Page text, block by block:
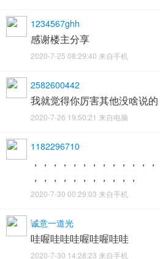
1234567ghh
感谢楼主分享
2020-7-25 08:29:40 来自手机
2582600442
我就觉得你厉害其他没啥说的
2020-7-26 19:50:21 来自电脑
1182296710
，，，，，，，，，，，，
，，，，，，，，，，，
2020-7-30 00:29:03 来自手机
诚意一道光
哇喔哇哇哇喔哇喔哇哇
2020-7-30 14:28:23 来自手机